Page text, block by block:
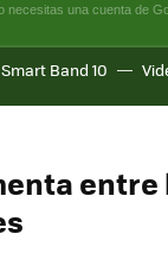
Band 10
entre
necesitas una cuenta de